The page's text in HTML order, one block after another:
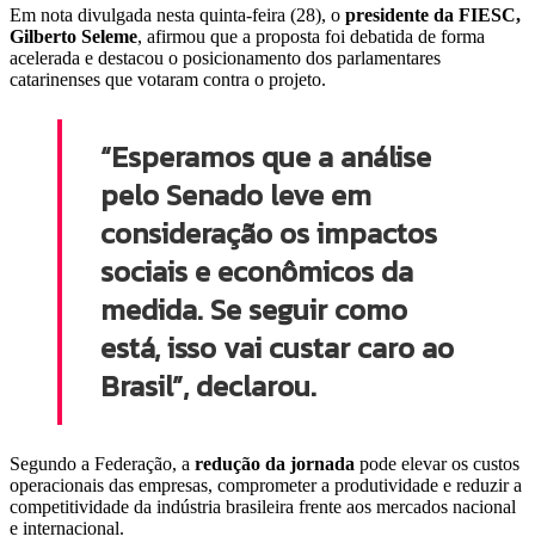
Em nota divulgada nesta quinta-feira (28), o presidente da FIESC,
Gilberto Seleme, afirmou que a proposta foi debatida de forma
acelerada e destacou o posicionamento dos parlamentares
catarinenses que votaram contra o projeto.
“Esperamos que a análise
pelo Senado leve em
consideração os impactos
sociais e econômicos da
medida. Se seguir como
está, isso vai custar caro ao
Brasil”, declarou.
Segundo a Federação, a redução da jornada pode elevar os custos
operacionais das empresas, comprometer a produtividade e reduzir a
competitividade da indústria brasileira frente aos mercados nacional
e internacional.